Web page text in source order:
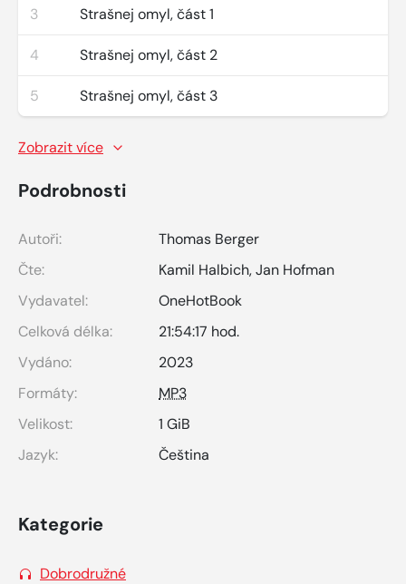
3 Strašnej omyl, část 1
4 Strašnej omyl, část 2
5 Strašnej omyl, část 3
Zobrazit více
Podrobnosti
Autoři:
Thomas Berger
Čte:
Kamil Halbich,Jan Hofman
Vydavatel:
OneHotBook
Celková délka:
21:54:17 hod.
Vydáno:
2023
Formáty:
MP3
Velikost:
1 GiB
Jazyk:
Čeština
Kategorie
Dobrodružné